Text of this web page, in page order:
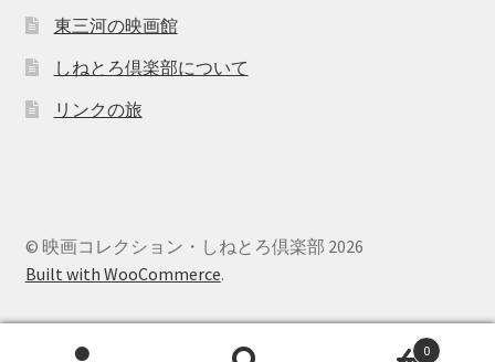
東三河の映画館
しねとろ倶楽部について
リンクの旅
© 映画コレクション・しねとろ倶楽部 2026
Built with WooCommerce.
0